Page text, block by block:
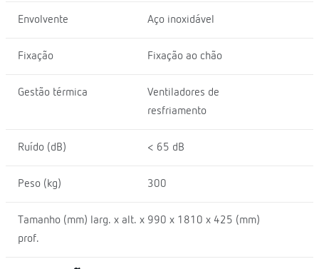
Envolvente Aço inoxidável
Fixação Fixação ao chão
Gestão térmica
Ventiladores de
resfriamento
Ruído (dB) < 65 dB
Peso (kg) 300
Tamanho (mm) larg. x alt. x
prof.
990 x 1810 x 425 (mm)